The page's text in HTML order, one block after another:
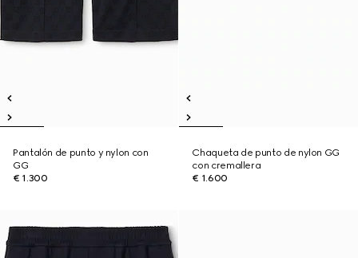
Pantalón de punto y nylon con
GG
€ 1.300
Chaqueta de punto de nylon GG
con cremallera
€ 1.600